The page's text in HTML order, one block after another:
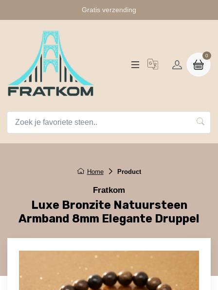
Gratis verzending
0
Home Product
Fratkom
Luxe Bronzite Natuursteen
Armband 8mm Elegante Druppel